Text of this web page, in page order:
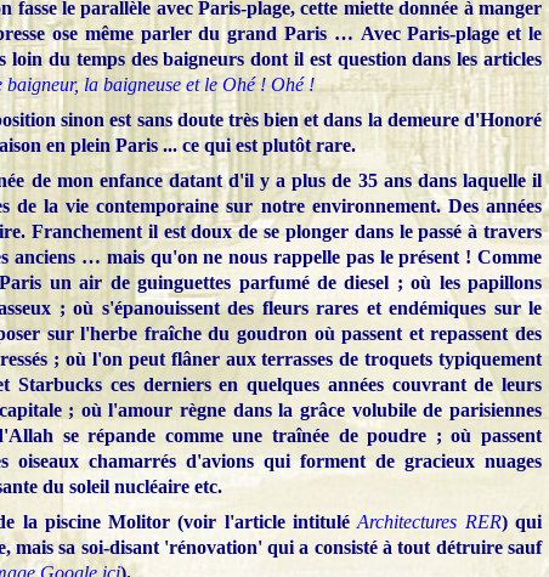
fasse le parallèle avec Paris-plage, cette miette donnée à manger
ose même parler du grand Paris … Avec Paris-plage et le
loin du temps des baigneurs dont il est question dans les articles
baigneur, la baigneuse et le Ohé ! Ohé !
sinon est sans doute très bien et dans la demeure d'Honoré
en plein Paris ... ce qui est plutôt rare.
de mon enfance datant d'il y a plus de 35 ans dans laquelle il
de la vie contemporaine sur notre environnement. Des années
Franchement il est doux de se plonger dans le passé à travers
anciens … mais qu'on ne nous rappelle pas le présent ! Comme
un air de guinguettes parfumé de diesel ; où les papillons
; où s'épanouissent des fleurs rares et endémiques sur le
sur l'herbe fraîche du goudron où passent et repassent des
; où l'on peut flâner aux terrasses de troquets typiquement
Starbucks ces derniers en quelques années couvrant de leurs
; où l'amour règne dans la grâce volubile de parisiennes
se répande comme une traînée de poudre ; où passent
oiseaux chamarrés d'avions qui forment de gracieux nuages
du soleil nucléaire etc.
la piscine Molitor (voir l'article intitulé Architectures RER) qui
mais sa soi-disant 'rénovation' qui a consisté à tout détruire sauf
Google ici).